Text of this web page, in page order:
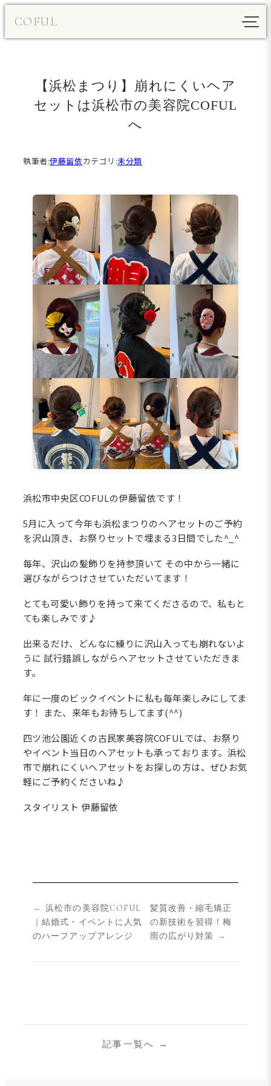
を
COFUL
【浜松まつり】崩れにくいヘア
セットは浜松市の美容院COFUL
へ
執筆者:伊藤留依カテゴリ:未分類
浜松市中央区COFULの伊藤留依です！
5月に入って今年も浜松まつりのヘアセットのご予約
を沢山頂き、お祭りセットで埋まる3日間でした^_^
毎年、沢山の髪飾りを持参頂いて その中から一緒に
選びながらつけさせていただいてます！
とても可愛い飾りを持って来てくださるので、私もと
ても楽しみです♪
出来るだけ、どんなに練りに沢山入っても崩れないよ
うに 試行錯誤しながらヘアセットさせていただきま
す。
年に一度のビックイベントに私も毎年楽しみにしてま
す！ また、来年もお待ちしてます(^^)
四ツ池公園近くの古民家美容院COFULでは、お祭り
やイベント当日のヘアセットも承っております。浜松
市で崩れにくいヘアセットをお探しの方は、ぜひお気
軽にご予約くださいね♪
スタイリスト 伊藤留依
← 浜松市の美容院COFUL
｜結婚式・イベントに人気
のハーフアップアレンジ
髪質改善・縮毛矯正
の新技術を習得！梅
雨の広がり対策 →
記事一覧へ →